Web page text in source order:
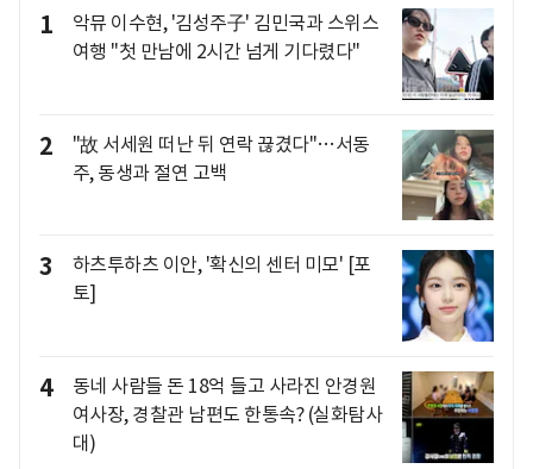
1
악뮤 이수현, '김성주子' 김민국과 스위스
여행 "첫 만남에 2시간 넘게 기다렸다"
2
"故 서세원 떠난 뒤 연락 끊겼다"…서동
주, 동생과 절연 고백
3
하츠투하츠 이안, '확신의 센터 미모' [포
토]
4
동네 사람들 돈 18억 들고 사라진 안경원
여사장, 경찰관 남편도 한통속? (실화탐사
대)